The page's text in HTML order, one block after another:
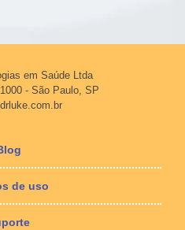
em Saúde Ltda
- São Paulo, SP
de uso